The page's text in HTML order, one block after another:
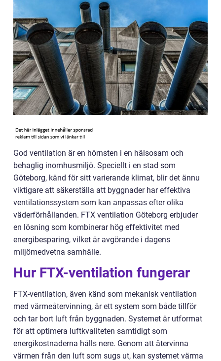
God ventilation är en hörnsten i en hälsosam och
behaglig inomhusmiljö. Speciellt i en stad som
Göteborg, känd för sitt varierande klimat, blir det ännu
viktigare att säkerställa att byggnader har effektiva
ventilationssystem som kan anpassas efter olika
väderförhållanden. FTX ventilation Göteborg erbjuder
en lösning som kombinerar hög effektivitet med
energibesparing, vilket är avgörande i dagens
miljömedvetna samhälle.
Hur FTX-ventilation fungerar
FTX-ventilation, även känd som mekanisk ventilation
med värmeåtervinning, är ett system som både tillför
och tar bort luft från byggnaden. Systemet är utformat
för att optimera luftkvaliteten samtidigt som
energikostnaderna hålls nere. Genom att återvinna
värmen från den luft som sugs ut, kan systemet värma